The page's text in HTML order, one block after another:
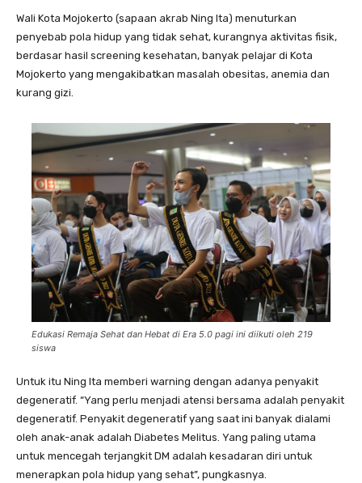
Wali Kota Mojokerto (sapaan akrab Ning Ita) menuturkan
penyebab pola hidup yang tidak sehat, kurangnya aktivitas fisik,
berdasar hasil screening kesehatan, banyak pelajar di Kota
Mojokerto yang mengakibatkan masalah obesitas, anemia dan
kurang gizi.
Edukasi Remaja Sehat dan Hebat di Era 5.0 pagi ini diikuti oleh 219
siswa
Untuk itu Ning Ita memberi warning dengan adanya penyakit
degeneratif. “Yang perlu menjadi atensi bersama adalah penyakit
degeneratif. Penyakit degeneratif yang saat ini banyak dialami
oleh anak-anak adalah Diabetes Melitus. Yang paling utama
untuk mencegah terjangkit DM adalah kesadaran diri untuk
menerapkan pola hidup yang sehat”, pungkasnya.